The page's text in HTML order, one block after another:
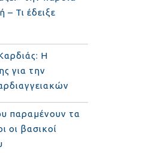
– Τι έδειξε
Η
για την
παραμένουν τα
οι βασικοί